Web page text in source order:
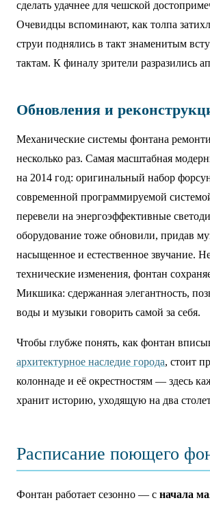
сделать удачнее для чешской
Очевидцы вспоминают, как толпа
струи поднялись в такт знаменитым
тактам. К финалу зрители разразились
Обновления и
Механические системы фонтана
несколько раз. Самая масштабная
на 2014 год: оригинальный набор
современной программируемой
перевели на энергоэффективные
оборудование тоже обновили, придав
насыщенное и естественное звучание.
технические изменения, фонтан
Микшика: сдержанная элегантность,
воды и музыки говорить самой за себя.
Чтобы глубже понять, как фонтан
архитектурное наследие города, стоит
колоннаде и её окрестностям — здесь
хранит историю, уходящую на два
Расписание поющего
Фонтан работает сезонно — с начала